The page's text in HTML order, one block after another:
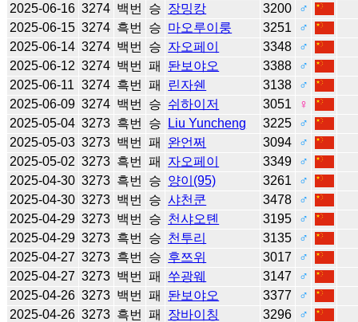
2025-06-16 3274 백번 승 장밍캉 3200
♂
2025-06-15 3274 흑번 승 마오루이룽 3251
♂
2025-06-14 3274 백번 승 자오페이 3348
♂
2025-06-12 3274 백번 패 돤보야오 3388
♂
2025-06-11 3274 흑번 패 린자쉔 3138
♂
2025-06-09 3274 백번 승 쉬하이저 3051
♀
2025-05-04 3273 흑번 승 Liu Yuncheng 3225
♂
2025-05-03 3273 백번 패 완언쩌 3094
♂
2025-05-02 3273 흑번 패 자오페이 3349
♂
2025-04-30 3273 흑번 승 양이(95) 3261
♂
2025-04-30 3273 백번 승 샤천쿤 3478
♂
2025-04-29 3273 백번 승 천샤오톈 3195
♂
2025-04-29 3273 흑번 승 천투리 3135
♂
2025-04-27 3273 흑번 승 후쯔위 3017
♂
2025-04-27 3273 백번 패 쑤광웨 3147
♂
2025-04-26 3273 백번 패 돤보야오 3377
♂
2025-04-26 3273 흑번 패 장바이칭 3296
♂